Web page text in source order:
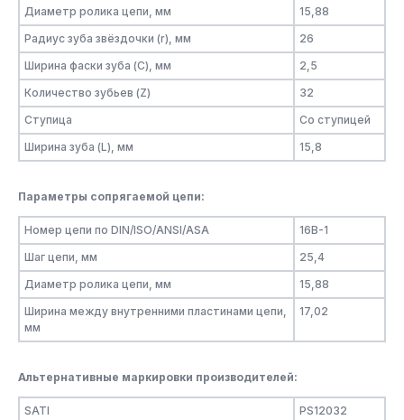
Диаметр ролика цепи, мм
15,88
Радиус зуба звёздочки (r), мм
26
Ширина фаски зуба (C), мм
2,5
Количество зубьев (Z)
32
Ступица
Со ступицей
Ширина зуба (L), мм
15,8
Параметры сопрягаемой цепи:
Номер цепи по DIN/ISO/ANSI/ASA
16B-1
Шаг цепи, мм
25,4
Диаметр ролика цепи, мм
15,88
Ширина между внутренними пластинами цепи,
мм
17,02
Альтернативные маркировки производителей:
SATI PS12032